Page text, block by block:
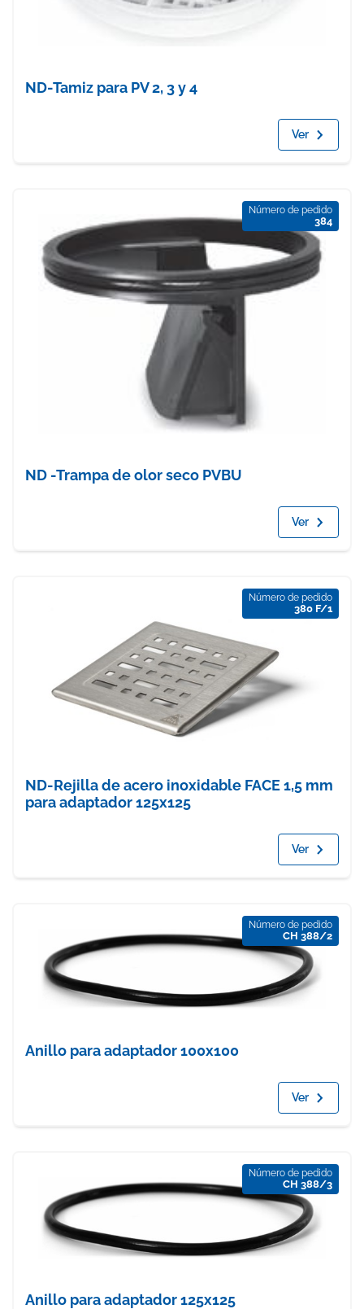
ND-Tamiz para PV 2, 3 y 4
Ver
Número de pedido
384
ND -Trampa de olor seco PVBU
Ver
Número de pedido
380 F/1
ND-Rejilla de acero inoxidable FACE 1,5 mm
para adaptador 125x125
Ver
Número de pedido
CH 388/2
Anillo para adaptador 100x100
Ver
Número de pedido
CH 388/3
Anillo para adaptador 125x125